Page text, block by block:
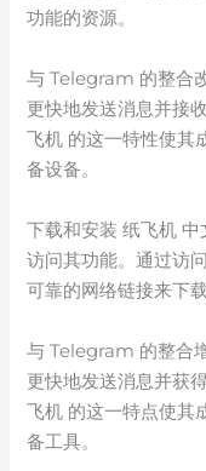
功能的资源。
与 Telegram 的整合
更快地发送消息并接
飞机 的这一特性使其
备设备。
下载和安装 纸飞机
访问其功能。通过访
可靠的网络链接来下
与 Telegram 的整合
更快地发送消息并获
飞机 的这一特点使其
备工具。